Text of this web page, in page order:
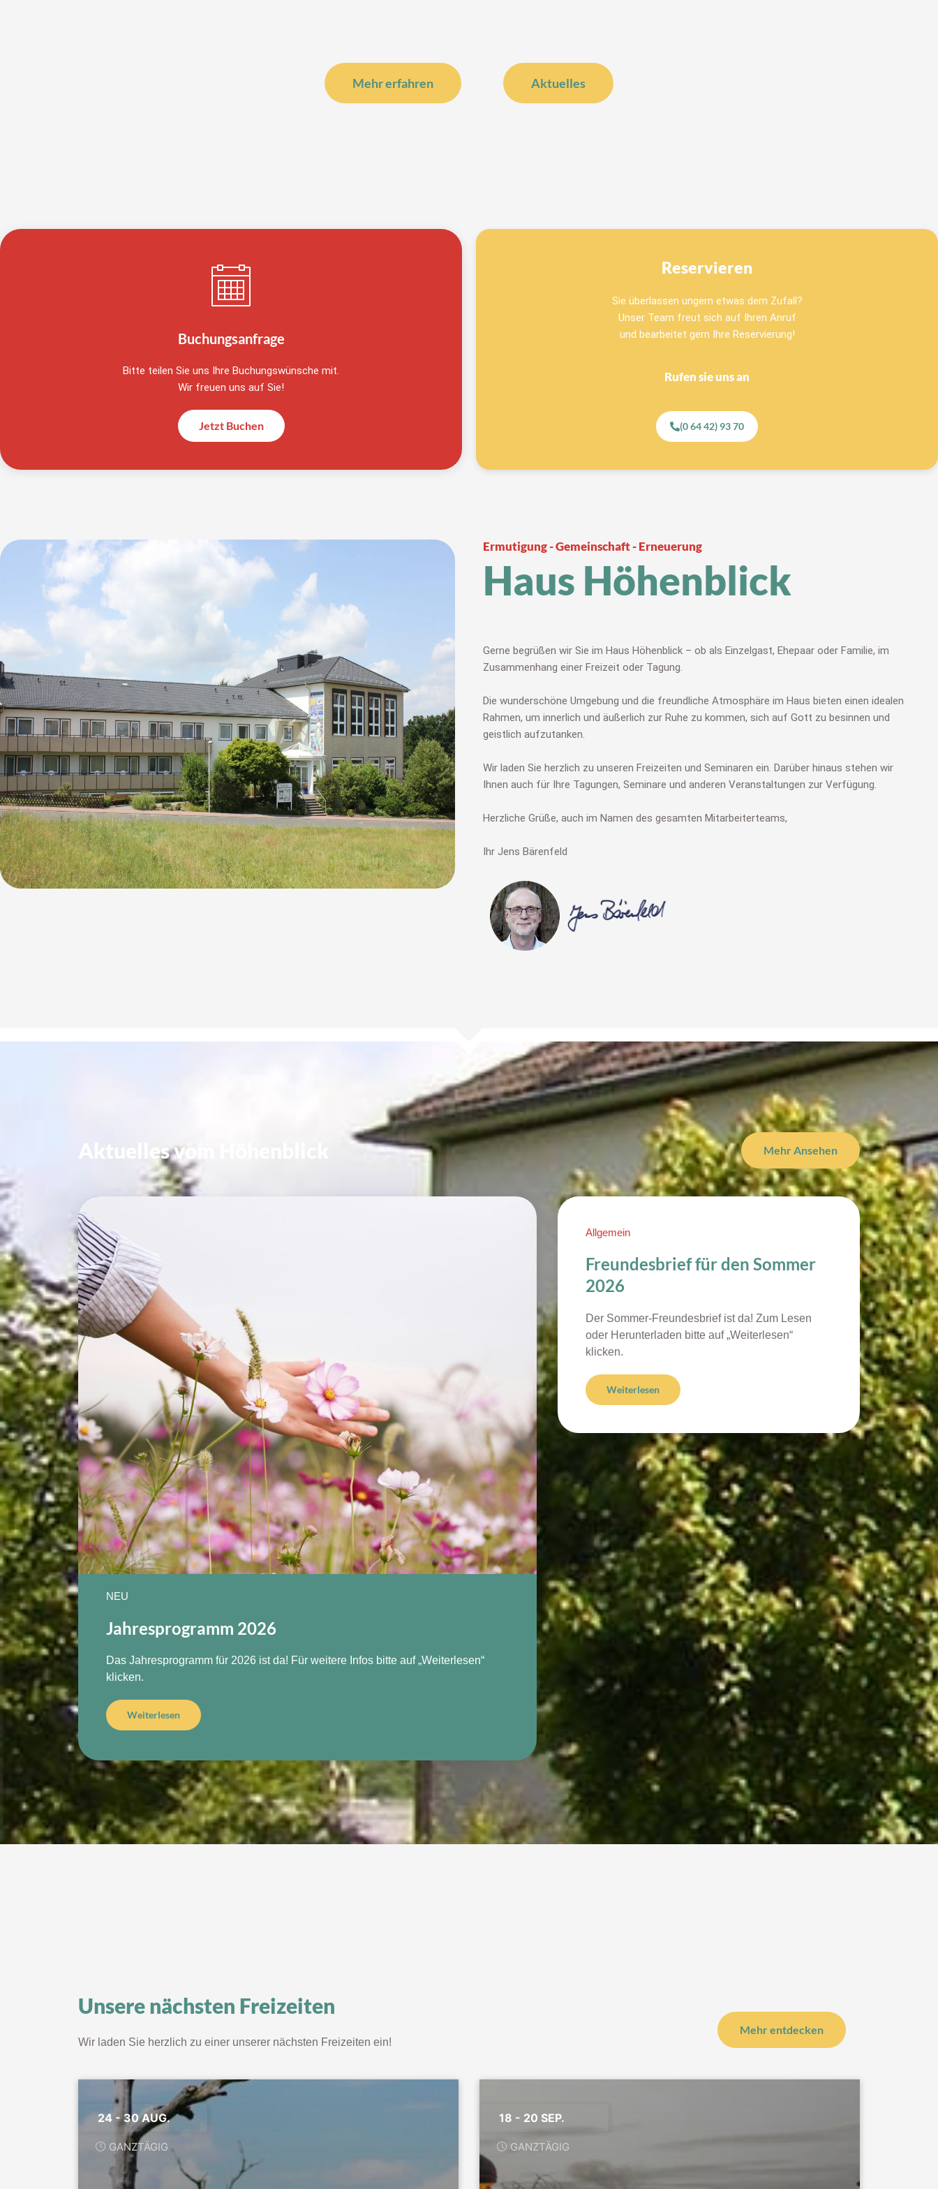
Mehr erfahren Aktuelles
Buchungsanfrage
Bitte teilen Sie uns Ihre Buchungswünsche mit.
Wir freuen uns auf Sie!
Jetzt Buchen
Reservieren
Sie überlassen ungern etwas dem Zufall?
Unser Team freut sich auf Ihren Anruf
und bearbeitet gern Ihre Reservierung!
Rufen sie uns an
(0 64 42) 93 70
Ermutigung - Gemeinschaft - Erneuerung
Haus Höhenblick
Gerne begrüßen wir Sie im Haus Höhenblick – ob als Einzelgast, Ehepaar oder Familie, im
Zusammenhang einer Freizeit oder Tagung.
Die wunderschöne Umgebung und die freundliche Atmosphäre im Haus bieten einen idealen
Rahmen, um innerlich und äußerlich zur Ruhe zu kommen, sich auf Gott zu besinnen und
geistlich aufzutanken.
Wir laden Sie herzlich zu unseren Freizeiten und Seminaren ein. Darüber hinaus stehen wir
Ihnen auch für Ihre Tagungen, Seminare und anderen Veranstaltungen zur Verfügung.
Herzliche Grüße, auch im Namen des gesamten Mitarbeiterteams,
Ihr Jens Bärenfeld
Aktuelles vom Höhenblick Mehr Ansehen
NEU
Jahresprogramm 2026
Das Jahresprogramm für 2026 ist da! Für weitere Infos bitte auf „Weiterlesen“
klicken.
Weiterlesen
Allgemein
Freundesbrief für den Sommer
2026
Der Sommer-Freundesbrief ist da! Zum Lesen
oder Herunterladen bitte auf „Weiterlesen“
klicken.
Weiterlesen
Unsere nächsten Freizeiten
Wir laden Sie herzlich zu einer unserer nächsten Freizeiten ein!
Mehr entdecken
24 - 30 AUG.
GANZTÄGIG
18 - 20 SEP.
GANZTÄGIG